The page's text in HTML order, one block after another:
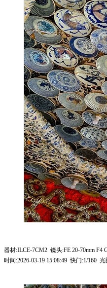
器材:ILCE-7CM2 镜头:FE 20-70mm F4
时间:2026-03-19 15:08:49 快门:1/160